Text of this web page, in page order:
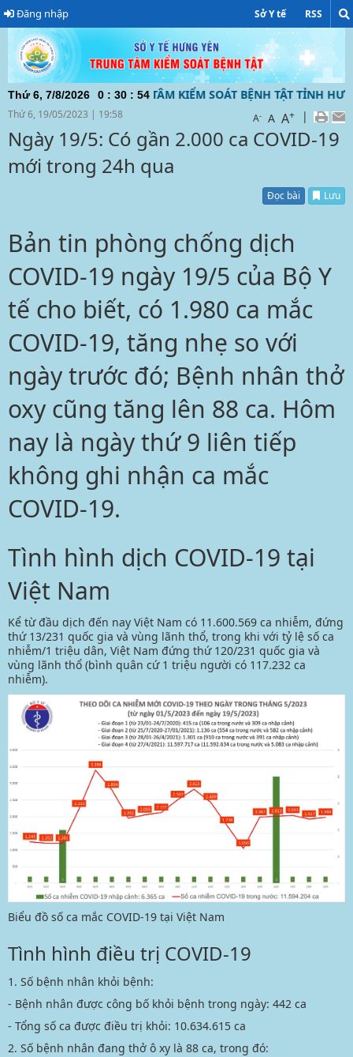
Đăng nhập Sở Y tế RSS
Thứ 6, 7/8/2026 0 : 30 : 55
TỬ CỦA TRUNG TÂM KIỂM SOÁT BỆNH TẬT TỈNH
Thứ 6, 19/05/2023 | 19:58 A- A A+ |
Ngày 19/5: Có gần 2.000 ca COVID-19
mới trong 24h qua
Đọc bài Lưu
Bản tin phòng chống dịch
COVID-19 ngày 19/5 của Bộ Y
tế cho biết, có 1.980 ca mắc
COVID-19, tăng nhẹ so với
ngày trước đó; Bệnh nhân thở
oxy cũng tăng lên 88 ca. Hôm
nay là ngày thứ 9 liên tiếp
không ghi nhận ca mắc
COVID-19.
Tình hình dịch COVID-19 tại
Việt Nam
Kể từ đầu dịch đến nay Việt Nam có 11.600.569 ca nhiễm, đứng
thứ 13/231 quốc gia và vùng lãnh thổ, trong khi với tỷ lệ số ca
nhiễm/1 triệu dân, Việt Nam đứng thứ 120/231 quốc gia và
vùng lãnh thổ (bình quân cứ 1 triệu người có 117.232 ca
nhiễm).
Biểu đồ số ca mắc COVID-19 tại Việt Nam
Tình hình điều trị COVID-19
1. Số bệnh nhân khỏi bệnh:
- Bệnh nhân được công bố khỏi bệnh trong ngày: 442 ca
- Tổng số ca được điều trị khỏi: 10.634.615 ca
2. Số bệnh nhân đang thở ô xy là 88 ca, trong đó: